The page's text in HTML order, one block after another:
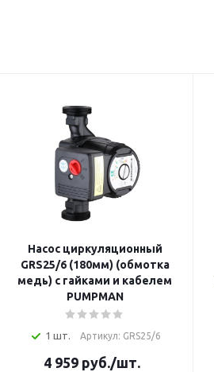
Насос циркуляционный
GRS25/6 (180мм) (обмотка
медь) с гайками и кабелем
PUMPMAN
1 шт. Артикул: GRS25/6
4 959 руб./шт.